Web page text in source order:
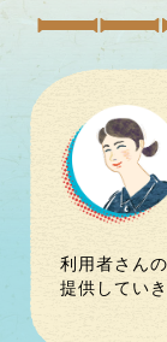
利用者さん
提供してい